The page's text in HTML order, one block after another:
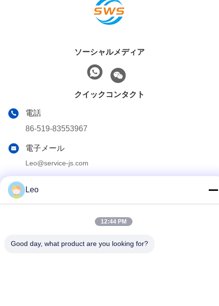
ソーシャルメディア
クイックコンタクト
電話
86-519-83553967
電子メール
Leo@service-js.com
中国の良質 セメントで接合している浮遊物装置 製造者。版権の©
Leo
12:44 PM
Good day, what product are you looking for?